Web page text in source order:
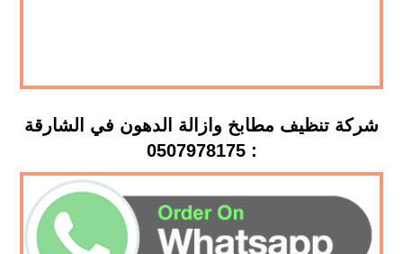
شركة تنظيف مطابخ وازالة الدهون في الشارقة
: 0507978175